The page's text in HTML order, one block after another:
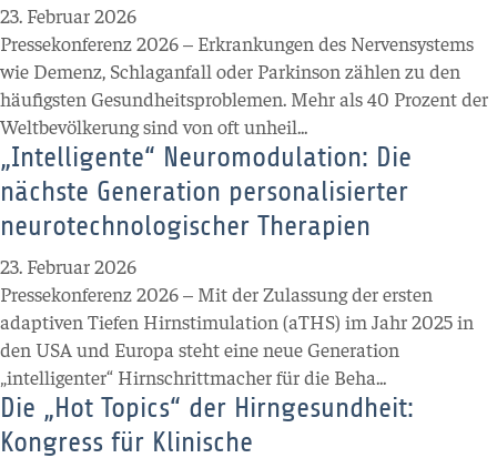
23. Februar 2026
Pressekonferenz 2026 – Erkrankungen des Nervensystems
wie Demenz, Schlaganfall oder Parkinson zählen zu den
häufigsten Gesundheitsproblemen. Mehr als 40 Prozent der
Weltbevölkerung sind von oft unheil...
„Intelligente“ Neuromodulation: Die
nächste Generation personalisierter
neurotechnologischer Therapien
23. Februar 2026
Pressekonferenz 2026 – Mit der Zulassung der ersten
adaptiven Tiefen Hirnstimulation (aTHS) im Jahr 2025 in
den USA und Europa steht eine neue Generation
„intelligenter“ Hirnschrittmacher für die Beha...
Die „Hot Topics“ der Hirngesundheit:
Kongress für Klinische